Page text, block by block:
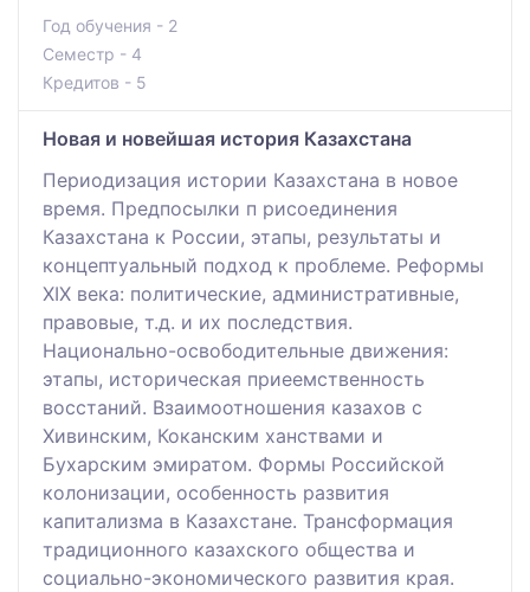
Год обучения - 2
Семестр - 4
Кредитов - 5
Новая и новейшая история Казахстана
Периодизация истории Казахстана в новое
время. Предпосылки п рисоединения
Казахстана к России, этапы, результаты и
концептуальный подход к проблеме. Реформы
ХІХ века: политические, административные,
правовые, т.д. и их последствия.
Национально-освободительные движения:
этапы, историческая приеемственность
восстаний. Взаимоотношения казахов с
Хивинским, Коканским ханствами и
Бухарским эмиратом. Формы Российской
колонизации, особенность развития
капитализма в Казахстане. Трансформация
традиционного казахского общества и
социально-экономического развития края.